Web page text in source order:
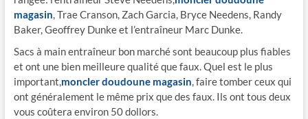
magasin, Trae Cranson, Zach Garcia, Bryce Needens, Randy
Baker, Geoffrey Dunke et l’entraîneur Marc Dunke.
Sacs à main entraîneur bon marché sont beaucoup plus fiables
et ont une bien meilleure qualité que faux. Quel est le plus
important,moncler doudoune magasin, faire tomber ceux qui
ont généralement le même prix que des faux. Ils ont tous deux
vous coûtera environ 50 dollors.